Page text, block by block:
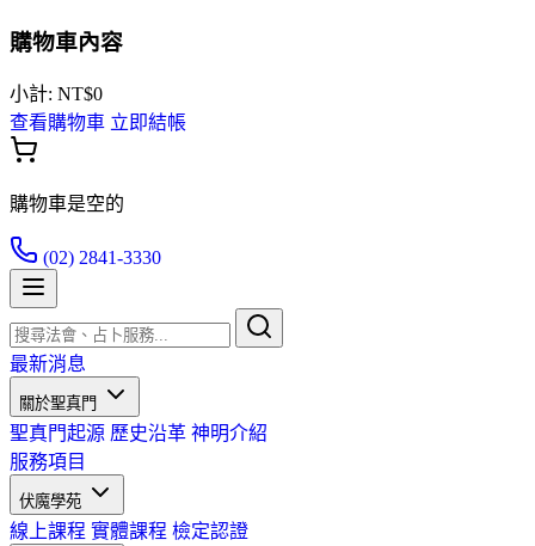
購物車內容
小計: NT$0
查看購物車 立即結帳
購物車是空的
(02) 2841-3330
最新消息
關於聖真門
聖真門起源 歷史沿革 神明介紹
服務項目
伏魔學苑
線上課程 實體課程 檢定認證